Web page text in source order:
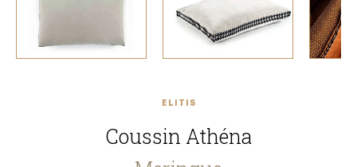
ELITIS
Coussin Athéna